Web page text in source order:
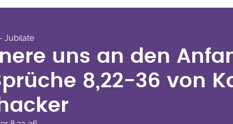
8,22-36 von
Jubilate
uns an den
8,22-36 von